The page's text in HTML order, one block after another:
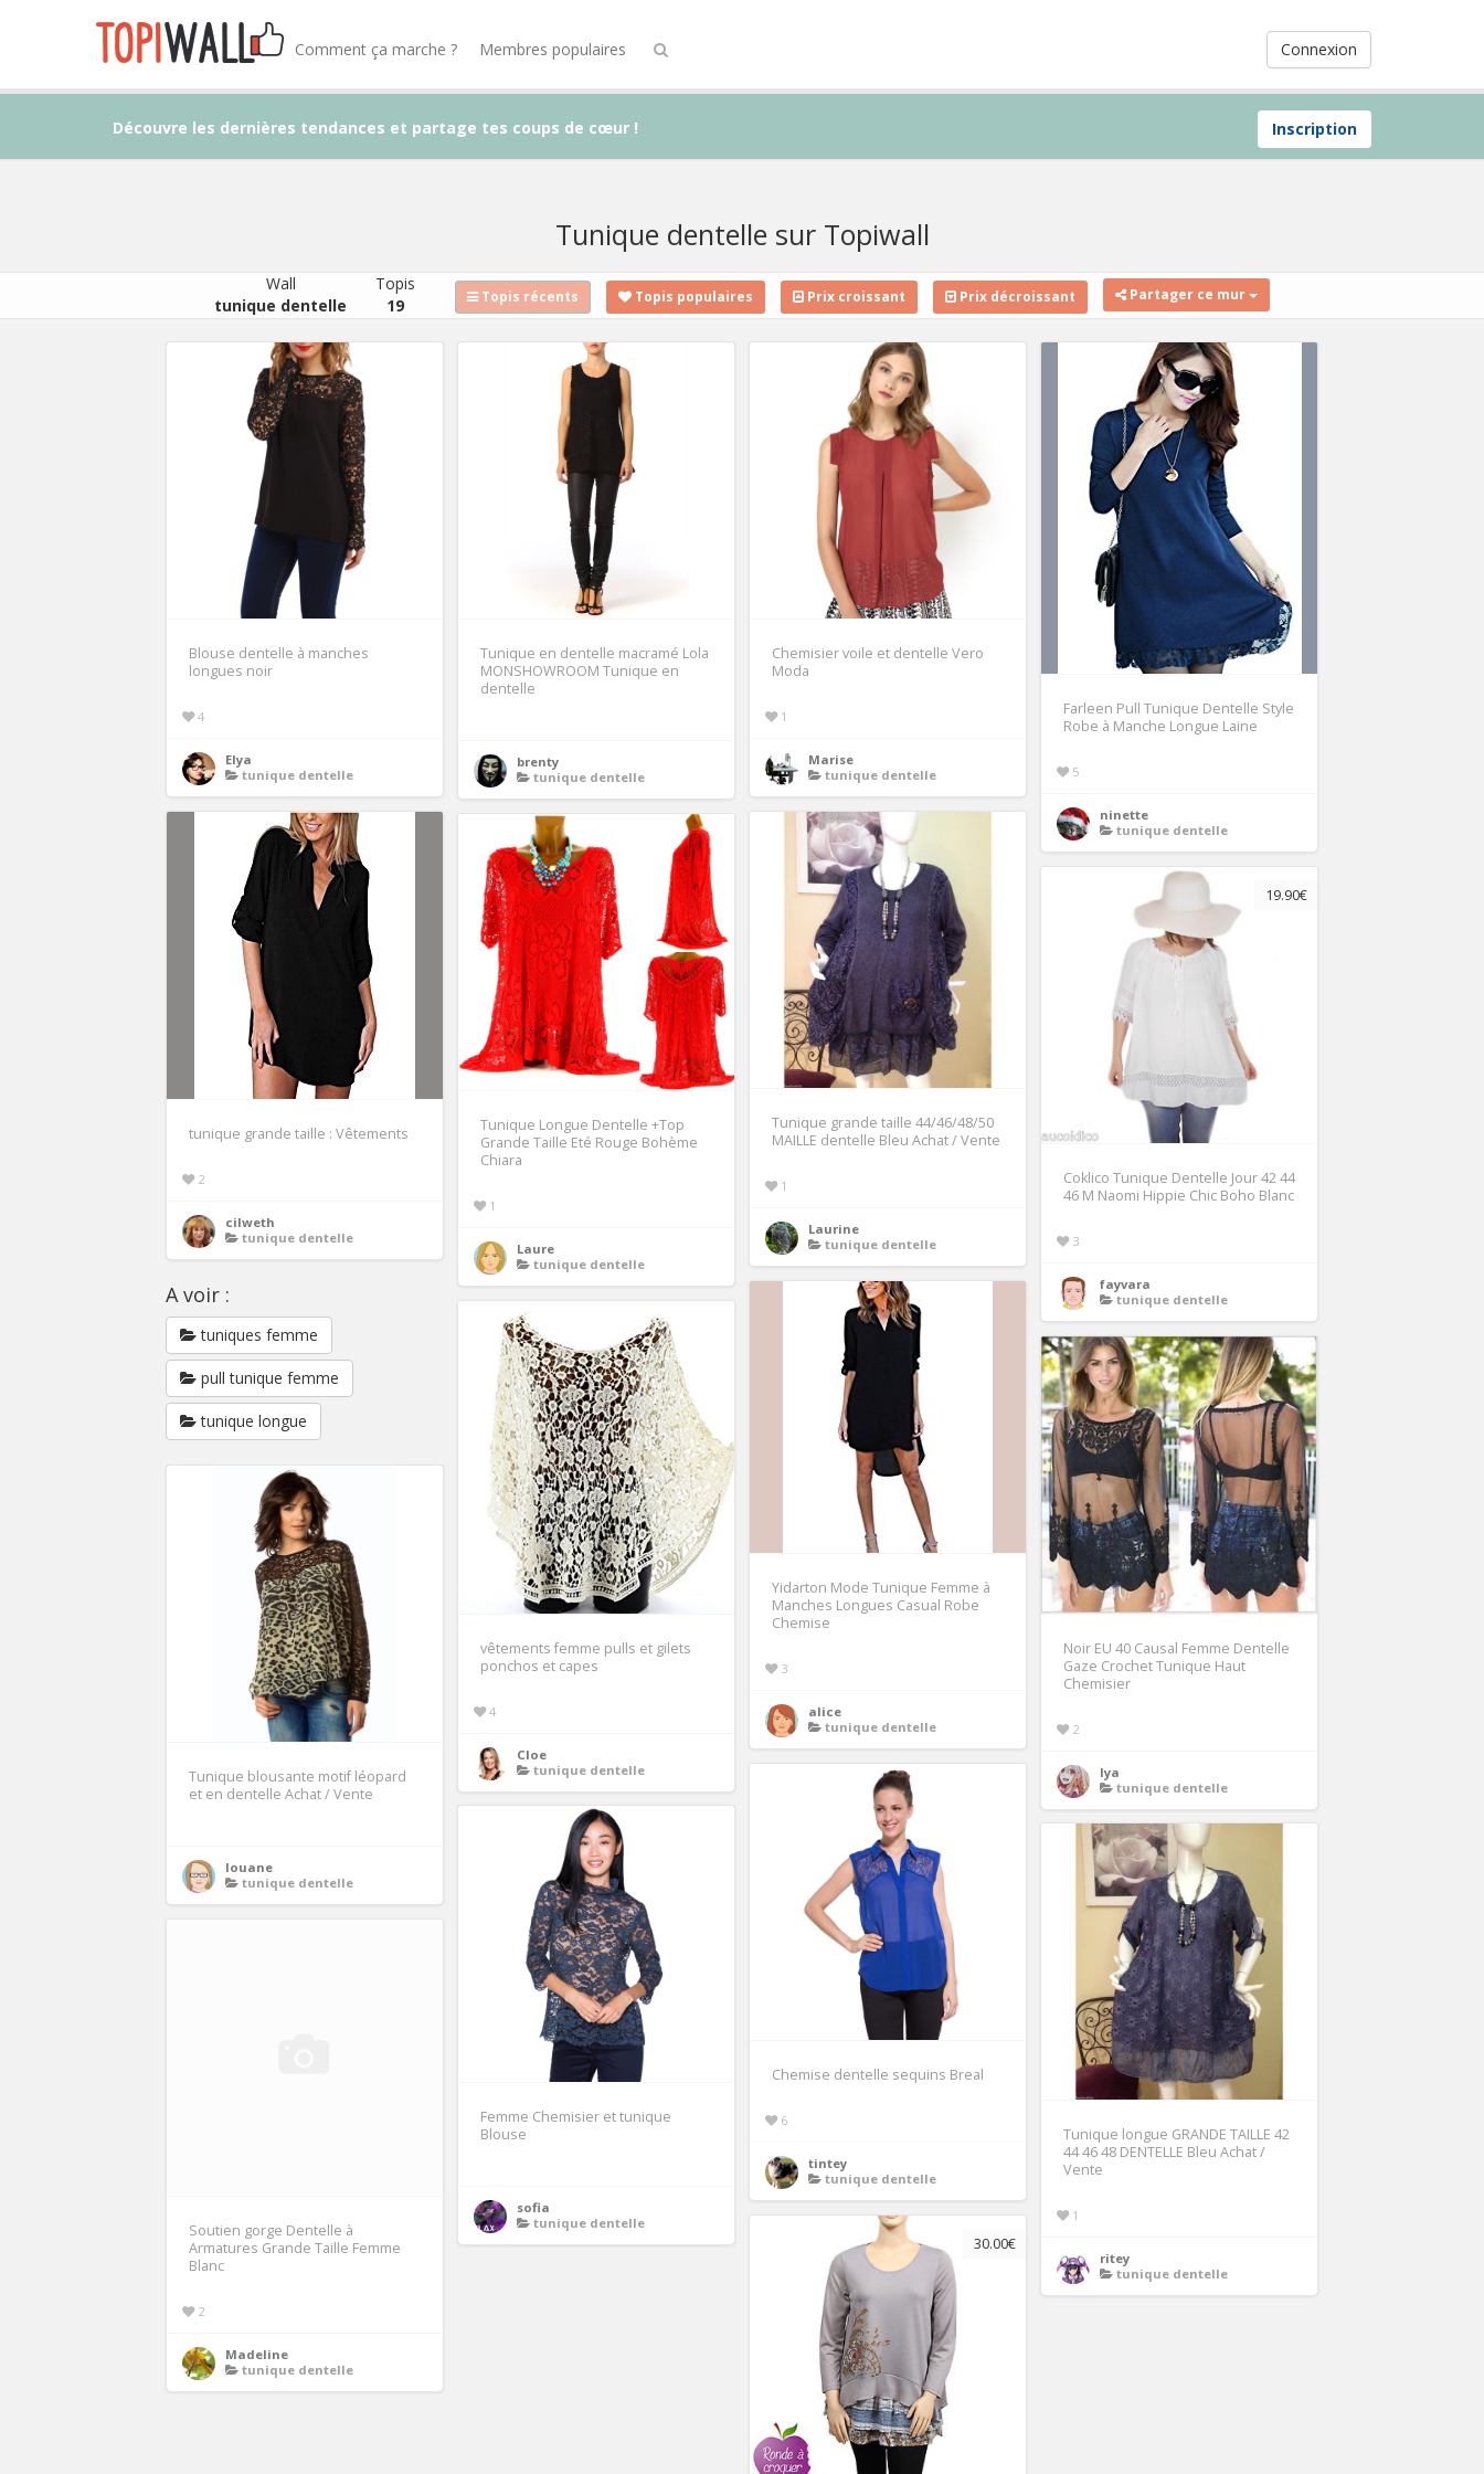
Connexion
Comment ça marche ? Membres populaires
Inscription
Découvre les dernières tendances et partage tes coups de cœur !
Tunique dentelle sur Topiwall
Wall
tunique dentelle
Topis
19
Topis récents Topis populaires Prix croissant Prix décroissant Partager ce mur
Blouse dentelle à manches
longues noir
4
Elya
tunique dentelle
Tunique en dentelle macramé Lola
MONSHOWROOM Tunique en
dentelle
brenty
tunique dentelle
Chemisier voile et dentelle Vero
Moda
1
Marise
tunique dentelle
Farleen Pull Tunique Dentelle Style
Robe à Manche Longue Laine
5
ninette
tunique dentelle
tunique grande taille : Vêtements
2
cilweth
tunique dentelle
Tunique grande taille 44/46/48/50
MAILLE dentelle Bleu Achat / Vente
1
Laurine
tunique dentelle
Tunique Longue Dentelle +Top
Grande Taille Eté Rouge Bohème
Chiara
1
Laure
tunique dentelle
19.90€
Coklico Tunique Dentelle Jour 42 44
46 M Naomi Hippie Chic Boho Blanc
3
fayvara
tunique dentelle
A voir :
tuniques femme
pull tunique femme
tunique longue
Yidarton Mode Tunique Femme à
Manches Longues Casual Robe
Chemise
3
alice
tunique dentelle
vêtements femme pulls et gilets
ponchos et capes
4
Cloe
tunique dentelle
Noir EU 40 Causal Femme Dentelle
Gaze Crochet Tunique Haut
Chemisier
2
lya
tunique dentelle
Tunique blousante motif léopard
et en dentelle Achat / Vente
louane
tunique dentelle
Chemise dentelle sequins Breal
6
tintey
tunique dentelle
Femme Chemisier et tunique
Blouse
sofia
tunique dentelle
Tunique longue GRANDE TAILLE 42
44 46 48 DENTELLE Bleu Achat /
Vente
1
ritey
tunique dentelle
Soutien gorge Dentelle à
Armatures Grande Taille Femme
Blanc
2
Madeline
tunique dentelle
30.00€